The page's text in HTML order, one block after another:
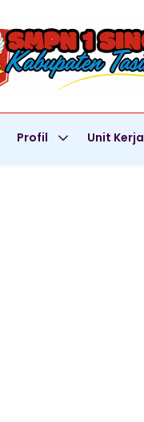
Profil Unit Kerja